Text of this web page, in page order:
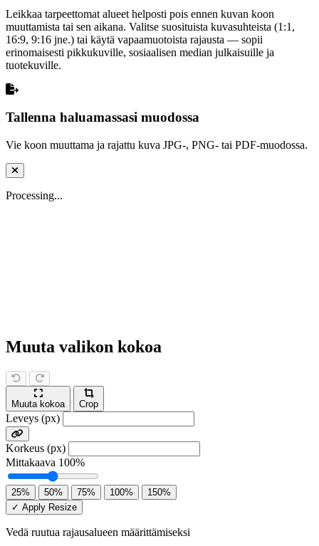
Leikkaa tarpeettomat alueet helposti pois ennen kuvan koon
muuttamista tai sen aikana. Valitse suosituista kuvasuhteista (1:1,
16:9, 9:16 jne.) tai käytä vapaamuotoista rajausta — sopii
erinomaisesti pikkukuville, sosiaalisen median julkaisuille ja
tuotekuville.
Tallenna haluamassasi muodossa
Vie koon muuttama ja rajattu kuva JPG-, PNG- tai PDF-muodossa.
Processing...
Muuta valikon kokoa
Muuta kokoa Crop
Leveys (px)
Korkeus (px)
Mittakaava 100%
25% 50% 75% 100%
150%
✓ Apply Resize
Vedä ruutua rajausalueen määrittämiseksi